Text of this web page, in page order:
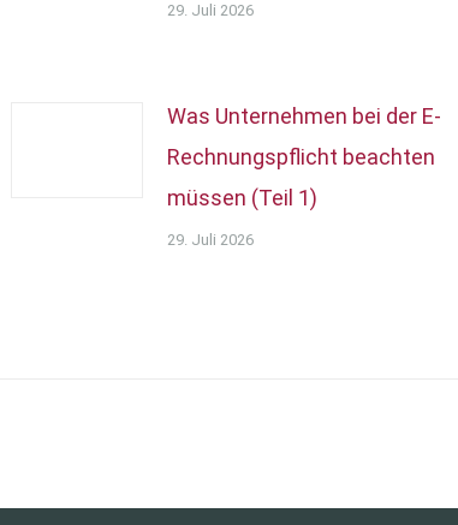
29. Juli 2026
Was Unternehmen bei der E-
Rechnungspflicht beachten
müssen (Teil 1)
29. Juli 2026